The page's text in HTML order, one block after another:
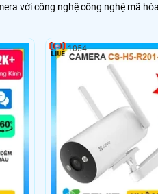
với công nghệ công nghệ mã
1054